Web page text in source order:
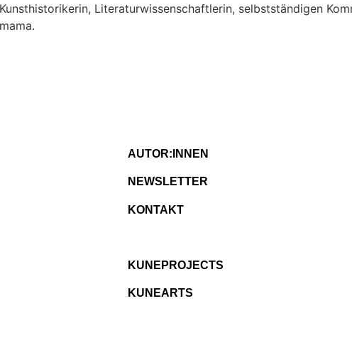
Literaturwissenschaftlerin, selbstständigen
AUTOR:INNEN
NEWSLETTER
KONTAKT
KUNEPROJECTS
KUNEARTS